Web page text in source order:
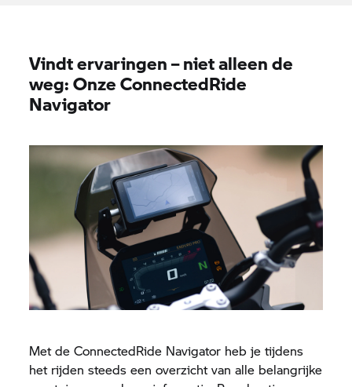
Vindt ervaringen – niet alleen de
weg: Onze ConnectedRide
Navigator
Met de ConnectedRide Navigator heb je tijdens
het rijden steeds een overzicht van alle belangrijke